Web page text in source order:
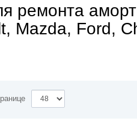
ремонта
Mazda, Ford,